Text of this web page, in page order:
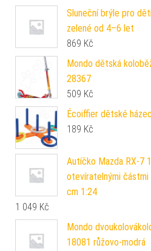
Sluneční brýle pro
zelené od 4–6 let
869 Kč
Mondo dětská
28367
509 Kč
Écoiffier dětské
189 Kč
Autíčko Mazda RX-7
otevíratelnými částmi
cm 1:24
1 049 Kč
Mondo
18081 růžovo-modrá